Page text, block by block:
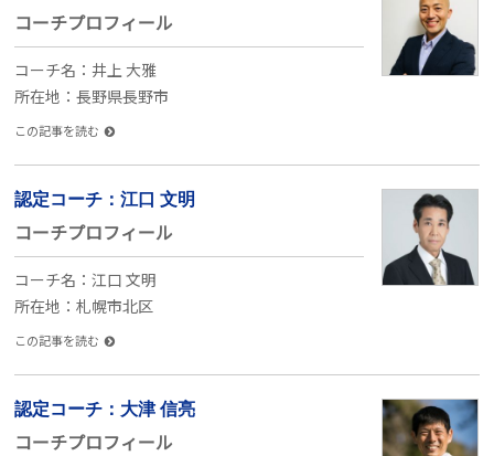
コーチプロフィール
コーチ名：井上 大雅
所在地：長野県長野市
この記事を読む
認定コーチ：江口 文明
コーチプロフィール
コーチ名：江口 文明
所在地：札幌市北区
この記事を読む
認定コーチ：大津 信亮
コーチプロフィール